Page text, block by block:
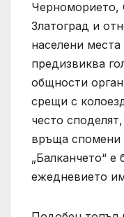
Черноморието,
Златоград и
населени
предизвиква
общности
срещи с
често
връща спомени
„Балканчето“ е
ежедневието